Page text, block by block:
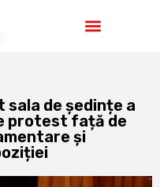
sala de ședințe a
protest față de
și